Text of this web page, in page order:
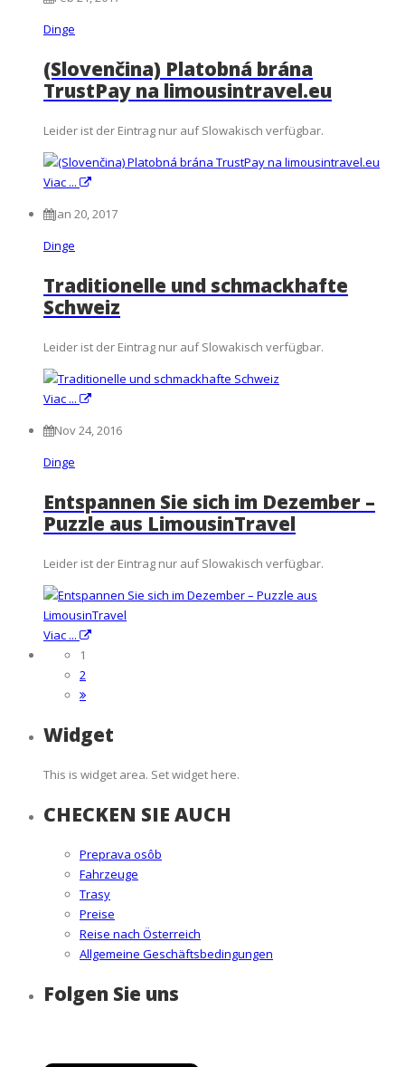
Dinge
(Slovenčina) Platobná brána
TrustPay na limousintravel.eu
Leider ist der Eintrag nur auf Slowakisch verfügbar.
Viac ...
Jan 20, 2017
Dinge
Traditionelle und schmackhafte
Schweiz
Leider ist der Eintrag nur auf Slowakisch verfügbar.
Viac ...
Nov 24, 2016
Dinge
Entspannen Sie sich im Dezember –
Puzzle aus LimousinTravel
Leider ist der Eintrag nur auf Slowakisch verfügbar.
Viac ...
1
2
Widget
This is widget area. Set widget here.
CHECKEN SIE AUCH
Preprava osôb
Fahrzeuge
Trasy
Preise
Reise nach Österreich
Allgemeine Geschäftsbedingungen
Folgen Sie uns